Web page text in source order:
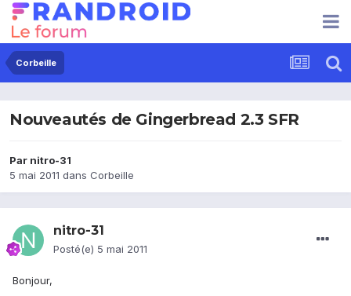
Corbeille
Nouveautés de Gingerbread 2.3 SFR
Par nitro-31
5 mai 2011 dans Corbeille
nitro-31
Posté(e) 5 mai 2011
Bonjour,